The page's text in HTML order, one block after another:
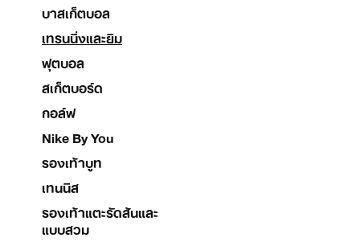
บาสเก็ตบอล
เทรนนิ่งและยิม
ฟุตบอล
สเก็ตบอร์ด
กอล์ฟ
Nike By You
รองเท้าบูท
เทนนิส
รองเท้าแตะรัดส้นและ
แบบสวม